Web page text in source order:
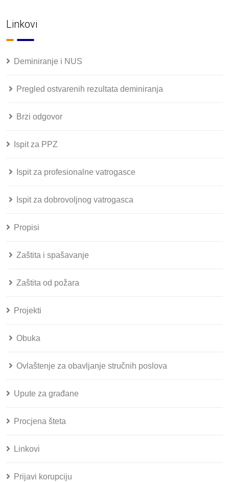
Linkovi
Deminiranje i NUS
Pregled ostvarenih rezultata deminiranja
Brzi odgovor
Ispit za PPZ
Ispit za profesionalne vatrogasce
Ispit za dobrovoljnog vatrogasca
Propisi
Zaštita i spašavanje
Zaštita od požara
Projekti
Obuka
Ovlaštenje za obavljanje stručnih poslova
Upute za građane
Procjena šteta
Linkovi
Prijavi korupciju